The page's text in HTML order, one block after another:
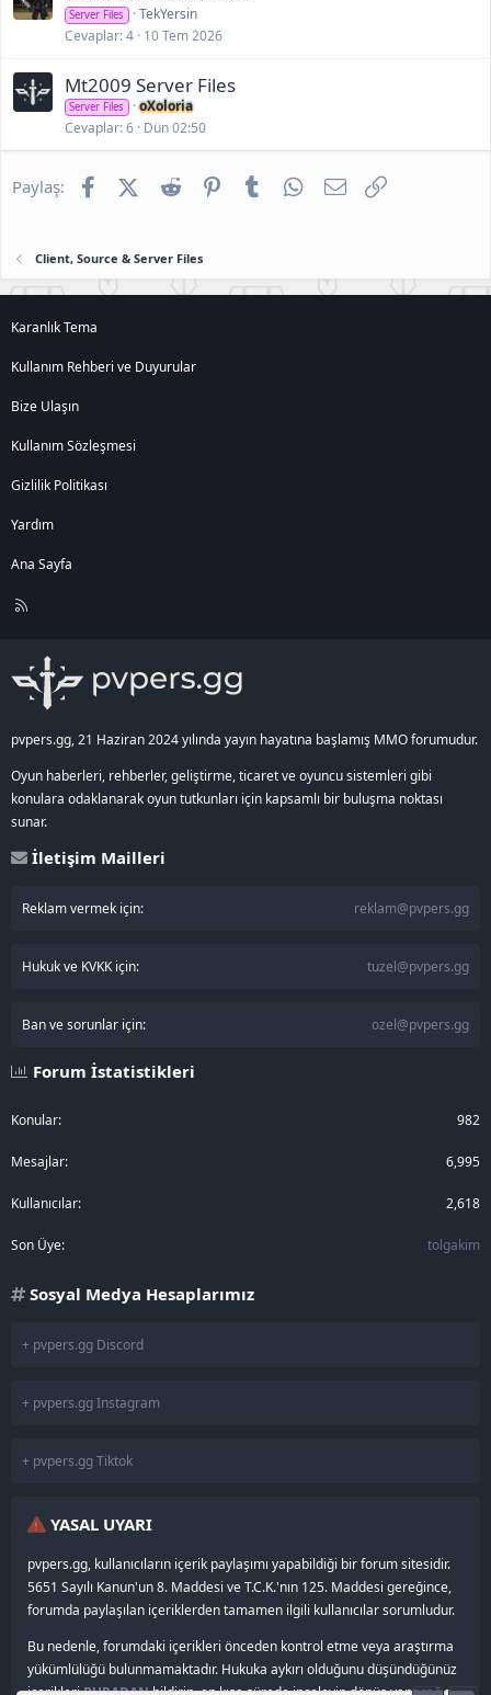
Server Files
TekYersin
Cevaplar 4 10 Tem 2026
Mt2009 Server Files
Server Files
oXoloria
Cevaplar 6 Dün 02:50
Paylaş: FacebookX (Twitter)
Reddit PinterestTumblr WhatsApp
E-posta
Client, Source & Server Files
Karanlık Tema
Kullanım Rehberi ve Duyurular
Bize Ulaşın
Kullanım Sözleşmesi
Gizlilik Politikası
Yardım
Ana Sayfa
R
pvpers.gg, 21 Haziran 2024 yılında yayın hayatına başlamış MMO forumudur.
Oyun haberleri, rehberler, geliştirme, ticaret ve oyuncu sistemleri gibi
konulara odaklanarak oyun tutkunları için kapsamlı bir buluşma noktası
sunar.
İletişim Mailleri
Reklam vermek için: reklam@pvpers.gg
Hukuk ve KVKK için: tuzel@pvpers.gg
Ban ve sorunlar için: ozel@pvpers.gg
Forum İstatistikleri
Konular 982
Mesajlar 6,995
Kullanıcılar 2,618
Son Üye tolgakim
Sosyal Medya Hesaplarımız
+ pvpers.gg Discord
+ pvpers.gg Instagram
+ pvpers.gg Tiktok
YASAL UYARI
pvpers.gg, kullanıcıların içerik paylaşımı yapabildiği bir forum sitesidir.
5651 Sayılı Kanun'un 8. Maddesi ve T.C.K.'nın 125. Maddesi gereğince,
forumda paylaşılan içeriklerden tamamen ilgili kullanıcılar sorumludur.
Bu nedenle, forumdaki içerikleri önceden kontrol etme veya araştırma
yükümlülüğü bulunmamaktadır. Hukuka aykırı olduğunu düşündüğünüz